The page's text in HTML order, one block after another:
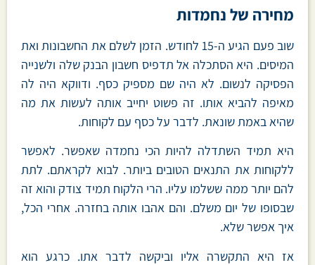
מחירה של נחמדות
שוב פעם הגיע ה-15 לחודש. הזמן לשלם את החשבונות ואת
המיסים. היא הסתכלה אל תדפיס חשבון הבנק שלה ולשנייה
הפסיקה לנשום. לא היה שם מספיק כסף. ודווקא היה לה
מאיפה להביא אותו. זה פשוט יחייב אותה לעשות את מה
שהיא באמת שונאת. לדבר על כסף עם לקוחות.
היא תמיד השתדלה להיות הכי נחמדה שאפשר. לאפשר
ללקוחות את התנאים הטובים ביותר. לבוא לקראתם. לתת
להם יותר ממה ששלמו עליו. הרי הלקוח תמיד צודק והוא זה
שבסופו של יום משלם. והם אהבו אותה בחזרה. אחרי הכל,
איך אפשר שלא.
אז היא התקשרה אליו וביקשה לדבר אתו. כרגע הוא